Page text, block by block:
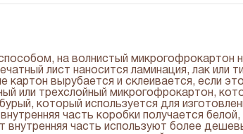
на волнистый микрогофрокартон
лист наносится ламинация, лак или
картон вырубается и склеивается, если
или трехслойный микрогофрокартон,
который используется для
часть коробки получается
внутренняя часть используют более